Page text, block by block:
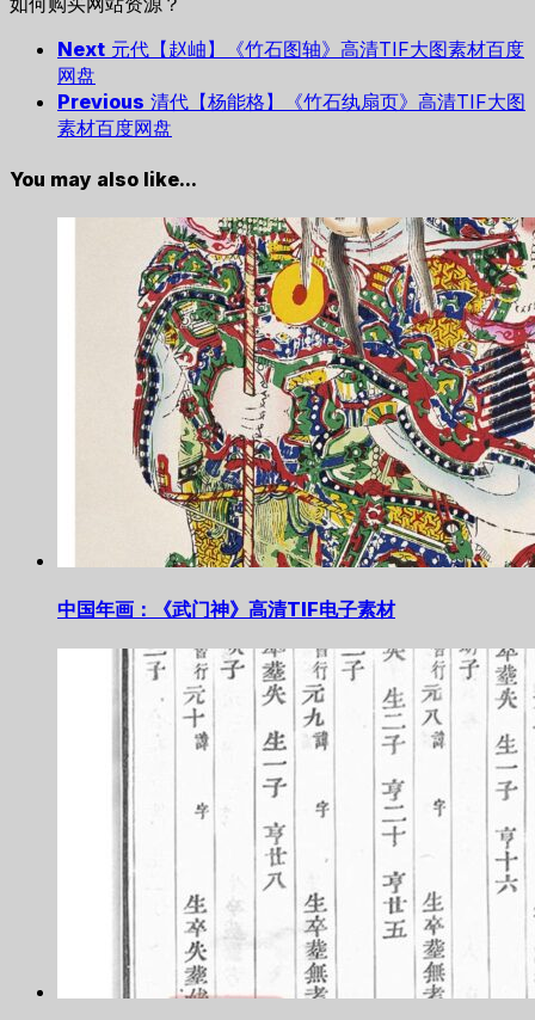
Next 元代【赵岫】《竹石图轴》高清TIF大图素材百度
网盘
Previous 清代【杨能格】《竹石纨扇页》高清TIF大图
素材百度网盘
You may also like...
中国年画：《武门神》高清TIF电子素材